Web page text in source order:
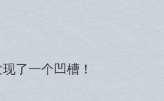
了一个凹槽！